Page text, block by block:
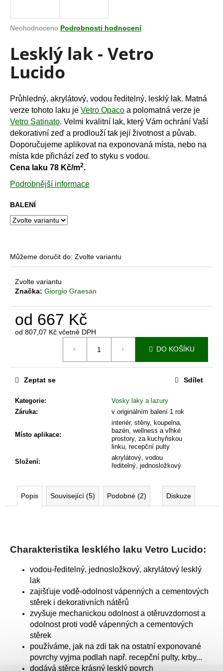
Průměrné
produktu
je
0,0
hvězdiček.
Neohodnoceno Podrobnosti hodnocení
Lesklý lak - Vetro
Lucido
Průhledný, akrylátový, vodou ředitelný, lesklý lak. Matná
verze tohoto laku je Vetro Opaco a polomatná verze je
Vetro Satinato. Velmi kvalitní lak, který Vám ochrání Vaší
dekorativní zeď a prodlouží tak její životnost a půvab.
Doporučujeme aplikovat na exponovaná místa, nebo na
místa kde přichází zeď to styku s vodou.
Cena laku 78 Kč/m2.
Podrobnější informace
BALENÍ
Můžeme doručit do: Zvolte variantu
Zvolte variantu
Značka: Giorgio Graesan
od 667 Kč
od 807,07 Kč včetně DPH
DO KOŠÍKU
Kategorie:
Vosky laky a lazury
Záruka: v originálním balení 1 rok
Místo aplikace:
interiér, stěny, koupelna,
bazén, wellness a vlhké
prostory, za kuchyňskou
linku, recepční pulty
Složení:
akrylátový, vodou
ředitelný, jednosložkový
Zeptat se Sdílet
Popis Související (5) Podobné (2) Diskuze
Charakteristika lesklého laku Vetro Lucido:
vodou-ředitelný, jednosložkový, akrylátový lesklý
lak
zajišťuje vodě-odolnost vápenných a cementových
stěrek i dekorativních nátěrů
zvyšuje mechanickou odolnost a otěruvzdornost a
odolnost proti vodě vápenných a cementových
stěrek
používáme, jak na zdi tak na ostatní exponované
povrchy vyjma podlah např. recepční pulty, krby...
dodává stěrce krásný lesklý povrch
j
t
?
HLEDAT
D
o
p
o
r
u
č
e
m
e
IMITACE
ŠIKMÉHO
KAMENE
578